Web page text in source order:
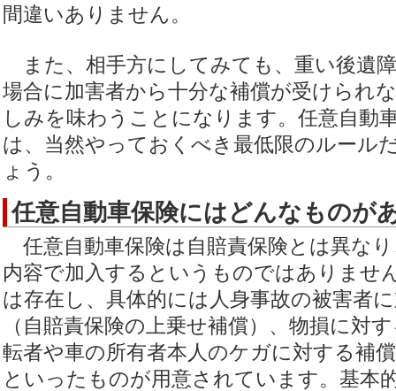
間違いありません。
また、相手方にしてみても、重い後遺
場合に加害者から十分な補償が受けられ
しみを味わうことになります。任意自動
は、当然やっておくべき最低限のルール
ょう。
任意自動車保険にはどんなものが
任意自動車保険は自賠責保険とは異な
内容で加入するというものではありませ
は存在し、具体的には人身事故の被害者
（自賠責保険の上乗せ補償）、物損に対
転者や車の所有者本人のケガに対する補
といったものが用意されています。基本